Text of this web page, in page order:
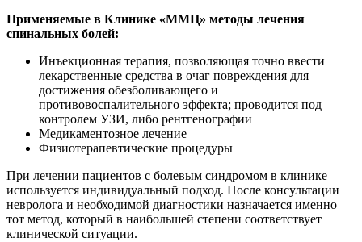
Применяемые в Клинике «ММЦ» методы лечения
спинальных болей:
Инъекционная терапия, позволяющая точно ввести
лекарственные средства в очаг повреждения для
достижения обезболивающего и
противовоспалительного эффекта; проводится под
контролем УЗИ, либо рентгенографии
Медикаментозное лечение
Физиотерапевтические процедуры
При лечении пациентов с болевым синдромом в клинике
используется индивидуальный подход. После консультации
невролога и необходимой диагностики назначается именно
тот метод, который в наибольшей степени соответствует
клинической ситуации.